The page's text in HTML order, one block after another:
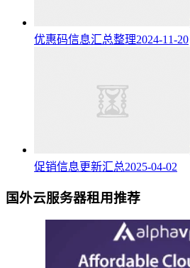
优惠码信息汇总整理2024-11-20
促销信息更新汇总2025-04-02
国外云服务器租用推荐